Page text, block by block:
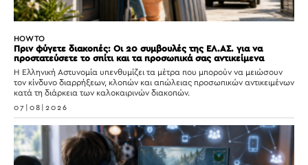
HOW TO
Πριν φύγετε διακοπές: Οι 20 συμβουλές της ΕΛ.ΑΣ. για να
προστατεύσετε το σπίτι και τα προσωπικά σας αντικείμενα
Η Ελληνική Αστυνομία υπενθυμίζει τα μέτρα που μπορούν να μειώσουν
τον κίνδυνο διαρρήξεων, κλοπών και απώλειας προσωπικών αντικειμένων
κατά τη διάρκεια των καλοκαιρινών διακοπών.
07|08|2026